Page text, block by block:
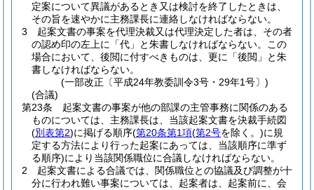
定案について異議があるとき又は検討を終了したときは、
その旨を速やかに主務課長に連絡しなければならない。
3
起案文書の事案を代理決裁又は代理決定した者は、その者
の認め印の左上に「代」と朱書しなければならない。
この
場合において、後閲に付すべきものは、更に「後閲」と朱
書しなければならない。
(一部改正〔平成24年教委訓令3号・29年1号〕)
(合議)
第23条
起案文書の事案が他の部課の主管事務に関係のある
ものについては、主務課長は、当該起案文書を決裁手続図
(別表第2)に掲げる順序(第20条第1項(第2号を除く。)に規
定する方法により行った起案にあっては、当該順序に準ず
る順序)により当該関係職位に合議しなければならない。
2
起案文書による合議では、関係職位との協議及び調整が十
分に行われ難い事案については、起案者は、起案前に、会